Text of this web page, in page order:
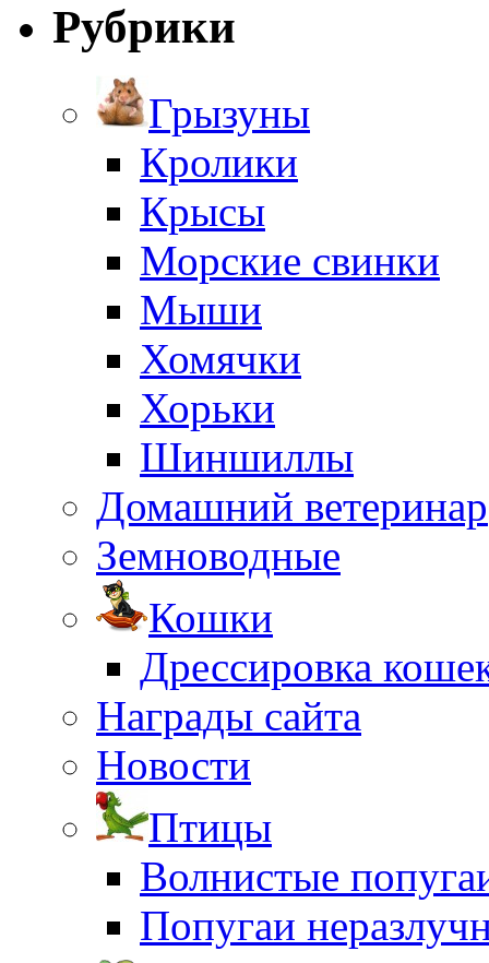
Рубрики
Грызуны
Кролики
Крысы
Морские свинки
Мыши
Хомячки
Хорьки
Шиншиллы
Домашний ветеринар
Земноводные
Кошки
Дрессировка
Награды сайта
Новости
Птицы
Волнистые
Попугаи